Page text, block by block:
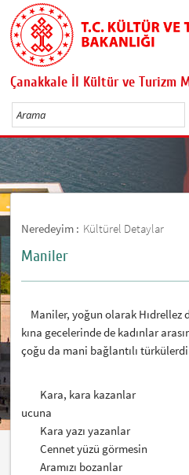
Çanakkale İl Kültür ve Turizm
Neredeyim : Kültürel Detaylar
Maniler
Maniler, yoğun olarak Hıdrellez
kına gecelerinde de kadınlar
çoğu da mani bağlantılı
Kara, kara kazanlar
ucuna
Kara yazı yazanlar
Cennet yüzü görmesin
Aramızı bozanlar